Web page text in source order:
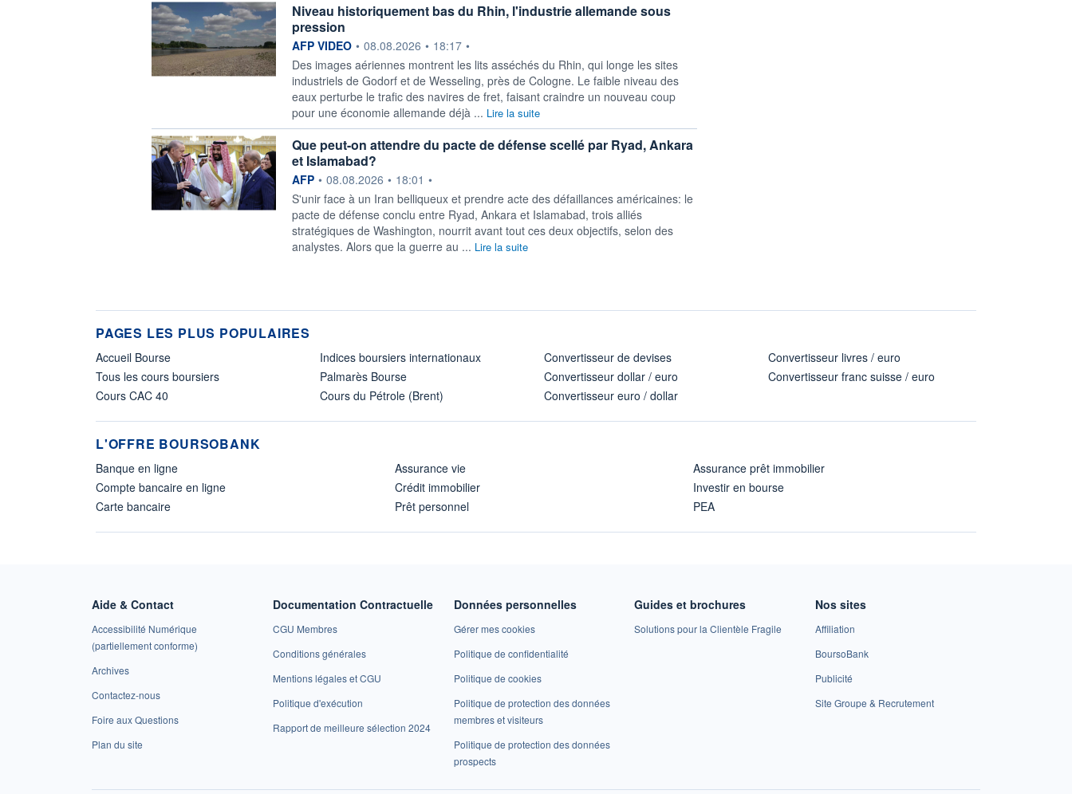
Niveau historiquement bas du Rhin, l'industrie allemande sous
pression
information fournie par
AFP VIDEO • 08.08.2026 • 18:17 •
Des images aériennes montrent les lits asséchés du Rhin, qui longe les sites
industriels de Godorf et de Wesseling, près de Cologne. Le faible niveau des
eaux perturbe le trafic des navires de fret, faisant craindre un nouveau coup
pour une économie allemande déjà ... Lire la suite
Que peut-on attendre du pacte de défense scellé par Ryad, Ankara
et Islamabad?
information fournie par
AFP • 08.08.2026 • 18:01 •
S'unir face à un Iran belliqueux et prendre acte des défaillances américaines: le
pacte de défense conclu entre Ryad, Ankara et Islamabad, trois alliés
stratégiques de Washington, nourrit avant tout ces deux objectifs, selon des
analystes. Alors que la guerre au ... Lire la suite
PAGES LES PLUS POPULAIRES
Accueil Bourse
Tous les cours boursiers
Cours CAC 40
Indices boursiers internationaux
Palmarès Bourse
Cours du Pétrole (Brent)
Convertisseur de devises
Convertisseur dollar / euro
Convertisseur euro / dollar
Convertisseur livres / euro
Convertisseur franc suisse / euro
L'OFFRE BOURSOBANK
Banque en ligne
Compte bancaire en ligne
Carte bancaire
Assurance vie
Crédit immobilier
Prêt personnel
Assurance prêt immobilier
Investir en bourse
PEA
Aide & Contact
Accessibilité Numérique
(partiellement conforme)
Archives
Contactez-nous
Foire aux Questions
Plan du site
Documentation Contractuelle
CGU Membres
Conditions générales
Mentions légales et CGU
Politique d'exécution
Rapport de meilleure sélection 2024
Données personnelles
Gérer mes cookies
Politique de confidentialité
Politique de cookies
Politique de protection des données
membres et visiteurs
Politique de protection des données
prospects
Guides et brochures
Solutions pour la Clientèle Fragile
Nos sites
Affiliation
BoursoBank
Publicité
Site Groupe & Recrutement